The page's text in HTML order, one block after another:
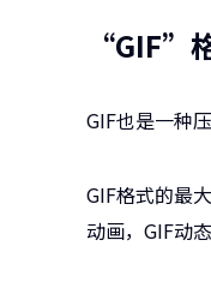
“GIF”
GIF也是一种
GIF格式的最
动画，GIF动